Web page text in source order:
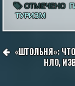
ОТМЕЧЕНО
ТУРИЗМ
НАВИГАЦИЯ
«ШТОЛЬНЯ»:
НЛО,